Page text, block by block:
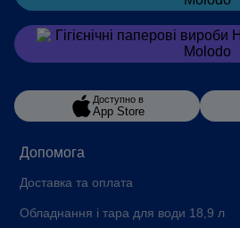
Допомога
Доставка та оплата
Обладнання і тара для води 18,9 л
Замовитив
Доступно в
App Store